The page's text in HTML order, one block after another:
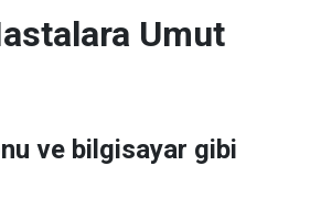
Umut
ve bilgisayar gibi